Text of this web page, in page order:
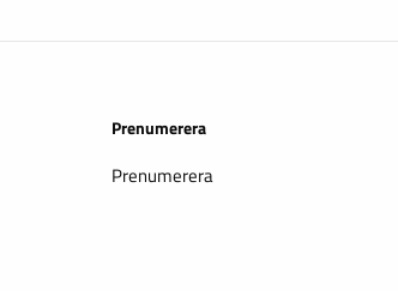
Prenumerera
Prenumerera